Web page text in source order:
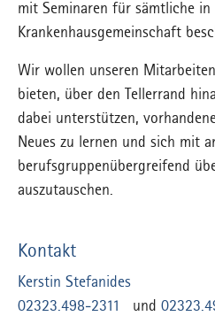
mit Seminaren für sämtliche in
Krankenhausgemeinschaft
Wir wollen unseren
bieten, über den Tellerrand
dabei unterstützen,
Neues zu lernen und sich mit
berufsgruppenübergreifend
auszutauschen.
Kontakt
Kerstin Stefanides
02323.498-2311
und